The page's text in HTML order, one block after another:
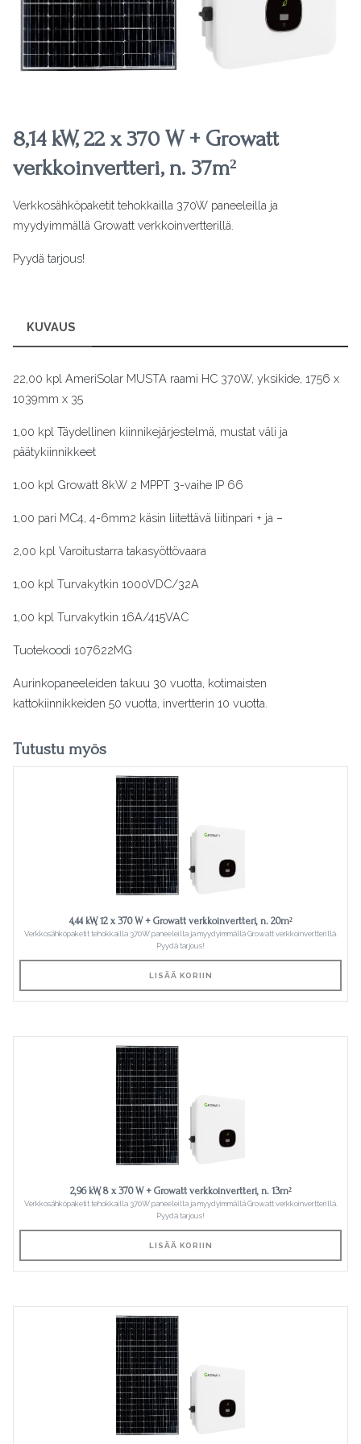
8,14 kW, 22 x 370 W + Growatt
verkkoinvertteri, n. 37m²
Verkkosähköpaketit tehokkailla 370W paneeleilla ja
myydyimmällä Growatt verkkoinvertterillä.
Pyydä tarjous!
KUVAUS
22,00 kpl AmeriSolar MUSTA raami HC 370W, yksikide, 1756 x
1039mm x 35
1,00 kpl Täydellinen kiinnikejärjestelmä, mustat väli ja
päätykiinnikkeet
1,00 kpl Growatt 8kW 2 MPPT 3-vaihe IP 66
1,00 pari MC4, 4-6mm2 käsin liitettävä liitinpari + ja –
2,00 kpl Varoitustarra takasyöttövaara
1,00 kpl Turvakytkin 1000VDC/32A
1,00 kpl Turvakytkin 16A/415VAC
Tuotekoodi 107622MG
Aurinkopaneeleiden takuu 30 vuotta, kotimaisten
kattokiinnikkeiden 50 vuotta, invertterin 10 vuotta.
Tutustu myös
4,44 kW, 12 x 370 W + Growatt verkkoinvertteri, n. 20m²
Verkkosähköpaketit tehokkailla 370W paneeleilla ja myydyimmällä Growatt verkkoinvertterillä.
Pyydä tarjous!
LISÄÄ KORIIN
2,96 kW, 8 x 370 W + Growatt verkkoinvertteri, n. 13m²
Verkkosähköpaketit tehokkailla 370W paneeleilla ja myydyimmällä Growatt verkkoinvertterillä.
Pyydä tarjous!
LISÄÄ KORIIN